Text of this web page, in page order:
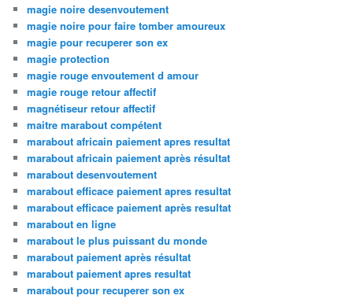
magie noire desenvoutement
magie noire pour faire tomber amoureux
magie pour recuperer son ex
magie protection
magie rouge envoutement d amour
magie rouge retour affectif
magnétiseur retour affectif
maitre marabout compétent
marabout africain paiement apres resultat
marabout africain paiement après résultat
marabout desenvoutement
marabout efficace paiement apres resultat
marabout efficace paiement après resultat
marabout en ligne
marabout le plus puissant du monde
marabout paiement après résultat
marabout paiement apres resultat
marabout pour recuperer son ex